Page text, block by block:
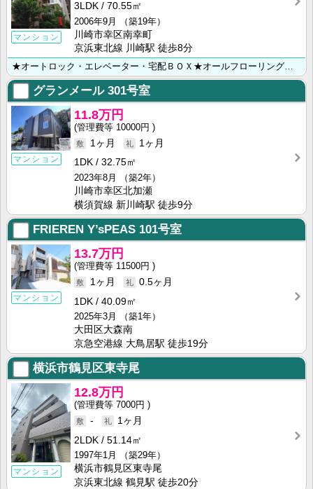
マンション
3LDK
70.55㎡
2006年9月
（築19年）
川崎市幸区南幸町
京浜東北線 川崎駅 徒歩8分
グランメール301号室
マンション
11.8万円
10000円
1ヶ月
1ヶ月
1DK
32.75㎡
2023年8月
（築2年）
川崎市幸区北加瀬
横須賀線 新川崎駅 徒歩9分
FRIEREN Y’sPEAS 101号室
マンション
13.7万円
11500円
1ヶ月
0.5ヶ月
1DK
40.09㎡
2025年3月
（築1年）
大田区大森南
京急空港線 大鳥居駅 徒歩19分
横浜市鶴見区東寺尾
マンション
12.8万円
7000円
-
1ヶ月
2LDK
51.14㎡
1997年1月
（築29年）
横浜市鶴見区東寺尾
京浜東北線 鶴見駅 徒歩20分